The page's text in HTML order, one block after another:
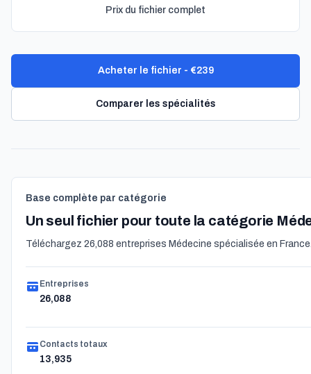
Prix du fichier complet
Acheter le fichier - €239
Comparer les spécialités
Base complète par catégorie
Un seul fichier pour toute la catégorie
Téléchargez 26,088 entreprises Médecine spécialisée en
Entreprises
26,088
Contacts totaux
13,935